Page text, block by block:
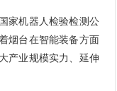
机器人检验检测公
烟台在智能装备方面
产业规模实力、延伸